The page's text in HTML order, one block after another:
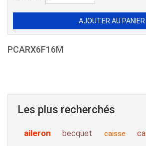
PCARX6F16M
Les plus recherchés
aileron becquet caisse